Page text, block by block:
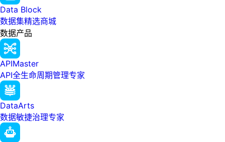
Data Block
数据集精选商城
数据产品
APIMaster
API全生命周期管理专家
DataArts
数据敏捷治理专家